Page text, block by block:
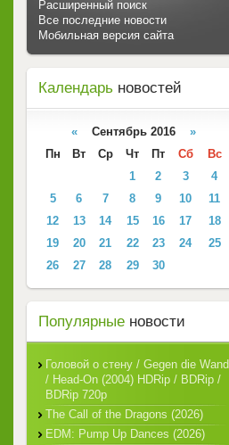
Расширенный поиск
Все последние новости
Мобильная версия сайта
Календарь новостей
« Сентябрь 2016 »
Пн
Вт Ср Чт Пт Сб
Вс
1
2 3
4
5
6 7 8 9 10
11
12
13 14 15 16 17
18
19
20 21 22 23 24
25
26
27 28 29 30
Популярные новости
Головой о стену / Gegen die Wand
/ Head-On (2004) HDRip / BDRip /
BDRip 720p
The Call of the Dragons (2026)
EDM: Pump Up Dances (2026)